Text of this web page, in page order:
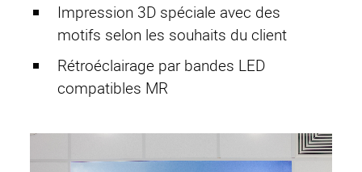
Impression 3D spéciale avec des
motifs selon les souhaits du client
Rétroéclairage par bandes LED
compatibles MR